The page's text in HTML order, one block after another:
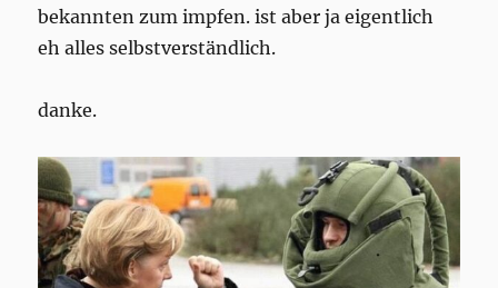
bekannten zum impfen. ist aber ja eigentlich
eh alles selbstverständlich.
danke.